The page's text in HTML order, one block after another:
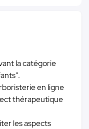
la catégorie
en ligne
thérapeutique
les aspects